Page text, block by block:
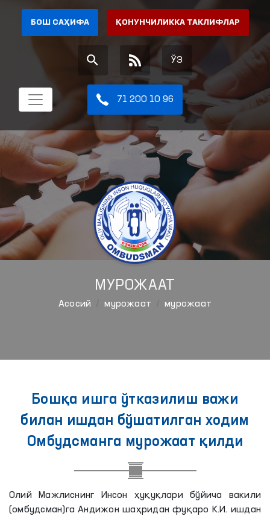
БОШ САҲИФА ҚОНУНЧИЛИККА ТАКЛИФЛАР
ЎЗ
71 200 10 96
МУРОЖААТ
Aсосий мурожаат мурожаат
Бошқа ишга ўтказилиш важи
билан ишдан бўшатилган ходим
Омбудсманга мурожаат қилди
Олий Мажлиснинг Инсон ҳуқуқлари бўйича вакили
(омбудсман)га Андижон шаҳридан фуқаро К.И. ишдан